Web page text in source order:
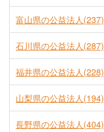
富山県の公益法人(237)
石川県の公益法人(287)
福井県の公益法人(228)
山梨県の公益法人(194)
長野県の公益法人(404)